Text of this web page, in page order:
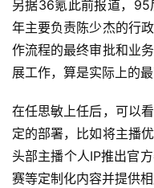
另据36氪此前报道，
年主要负责陈少杰的行
作流程的最终审批和业
展工作，算是实际上的最
在任思敏上任后，可以
定的部署，比如将主播
头部主播个人IP推出官
赛等定制化内容并提供相